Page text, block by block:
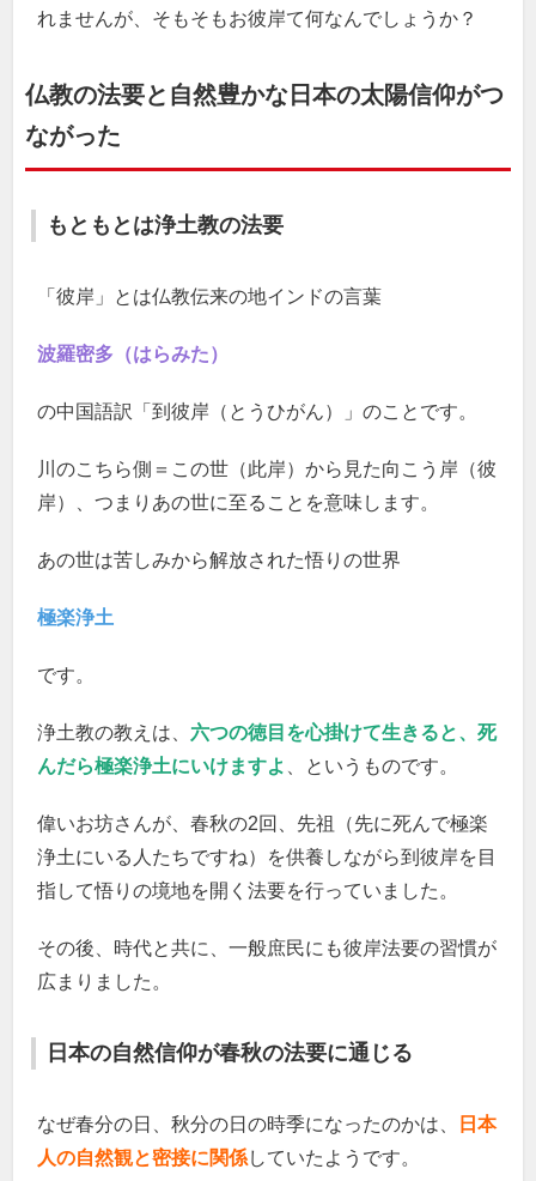
れませんが、そもそもお彼岸て何なんでしょうか？
仏教の法要と自然豊かな日本の太陽信仰がつ
ながった
もともとは浄土教の法要
「彼岸」とは仏教伝来の地インドの言葉
波羅密多（はらみた）
の中国語訳「到彼岸（とうひがん）」のことです。
川のこちら側＝この世（此岸）から見た向こう岸（彼
岸）、つまりあの世に至ることを意味します。
あの世は苦しみから解放された悟りの世界
極楽浄土
です。
浄土教の教えは、六つの徳目を心掛けて生きると、死
んだら極楽浄土にいけますよ
、というものです。
偉いお坊さんが、春秋の2回、先祖（先に死んで極楽
浄土にいる人たちですね）を供養しながら到彼岸を目
指して悟りの境地を開く法要を行っていました。
その後、時代と共に、一般庶民にも彼岸法要の習慣が
広まりました。
日本の自然信仰が春秋の法要に通じる
なぜ春分の日、秋分の日の時季になったのかは、
日本
人の自然観と密接に関係していたようです。